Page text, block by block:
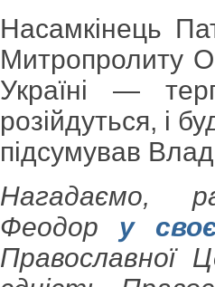
Насамкінець
Митропролиту
Україні —
розійдуться, і
підсумував
Нагадаємо,
Феодор у
Православної